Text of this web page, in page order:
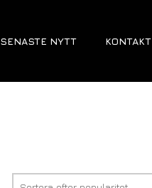
SENASTE NYTT KONTAKT